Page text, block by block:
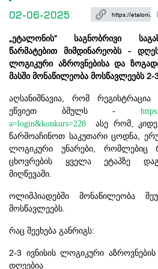
02-06-2025
„ეტალონის“საგნობრივი
წარმატებით მიმდინარეობს-
ლოგიკური აზროვნებისა და
მასში მონაწილეობა მოსწავლეებს2-
აღსანიშნავია, რომ რეგისტრაცია
ეწვიეთ ბმულს -
a=login&konkurs=228
ასე რომ,
წარმოაჩინოთ საკუთარიცოდნა,
ლოგიკური
უნარები, რომლებიც
ცხოვრების
ყველა ეტაპზე
მიღწევაში.
ოლიმპიადებში მონაწილეობა
მოსწავლეებს.
რაც შეეხება განრიგს:
2-3 ივნისის ლოგიკური აზროვნების
დღეებია